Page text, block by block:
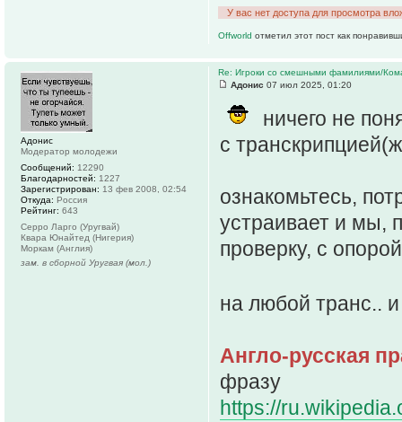
У вас нет доступа для просмотра
Offworld отметил этот пост как
Re: Игроки со смешными фамилиями/
Адонис 07 июл 2025, 01:20
ничего не
с
ознакомьтесь,
устраивает и мы,
проверку, с опорой
на любой транс..
Англо-русская
фразу
https://
Адонис
Модератор молодежи
Сообщений: 12290
Благодарностей: 1227
Зарегистрирован: 13 фев 2008, 02:54
Откуда: Россия
Рейтинг: 643
Серро Ларго (Уругвай)
Квара Юнайтед (Нигерия)
Моркам (Англия)
зам. в сборной Уругвая (мол.)